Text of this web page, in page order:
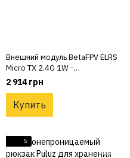
Внешний модуль BetaFPV ELRS
Micro TX 2.4G 1W -
радиомодуль для аппаратуры
2 914 грн
Купить
5